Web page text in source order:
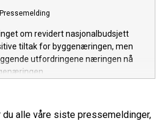
Pressemelding
om revidert nasjonalbudsjett
tiltak for byggenæringen, men
utfordringene næringen nå
alle våre siste pressemeldinger,